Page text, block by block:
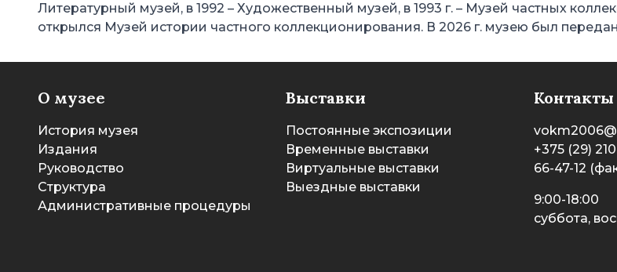
Литературный музей, в 1992 – Художественный музей, в 1993 г. – Музей частных
открылся Музей истории частного коллекционирования. В 2026 г. музею был
О музее
История музея
Издания
Руководство
Структура
Административные процедуры
Выставки
Постоянные экспозиции
Временные выставки
Виртуальные выставки
Выездные выставки
Контакты
+375 (29)
66-47-12
9:00-18:00
суббота,